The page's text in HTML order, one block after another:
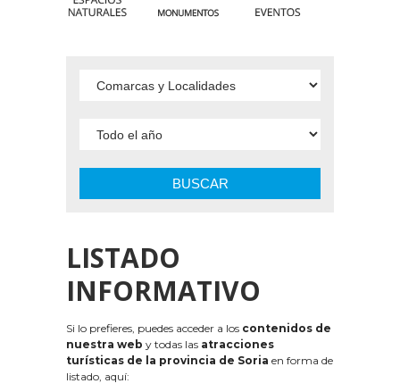
BUSCAR
LISTADO
INFORMATIVO
Si lo prefieres, puedes acceder a los contenidos de
nuestra web y todas las atracciones
turísticas de la provincia de Soria en forma de
listado, aquí: